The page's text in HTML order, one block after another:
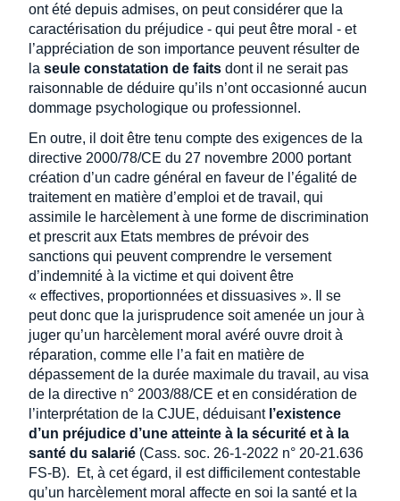
ont été depuis admises, on peut considérer que la
caractérisation du préjudice - qui peut être moral - et
l’appréciation de son importance peuvent résulter de
la seule constatation de faits dont il ne serait pas
raisonnable de déduire qu’ils n’ont occasionné aucun
dommage psychologique ou professionnel.
En outre, il doit être tenu compte des exigences de la
directive 2000/78/CE du 27 novembre 2000 portant
création d’un cadre général en faveur de l’égalité de
traitement en matière d’emploi et de travail, qui
assimile le harcèlement à une forme de discrimination
et prescrit aux Etats membres de prévoir des
sanctions qui peuvent comprendre le versement
d’indemnité à la victime et qui doivent être
« effectives, proportionnées et dissuasives ». Il se
peut donc que la jurisprudence soit amenée un jour à
juger qu’un harcèlement moral avéré ouvre droit à
réparation, comme elle l’a fait en matière de
dépassement de la durée maximale du travail, au visa
de la directive n° 2003/88/CE et en considération de
l’interprétation de la CJUE, déduisant l’existence
d’un préjudice d’une atteinte à la sécurité et à la
santé du salarié (Cass. soc. 26-1-2022 n° 20-21.636
FS-B). Et, à cet égard, il est difficilement contestable
qu’un harcèlement moral affecte en soi la santé et la